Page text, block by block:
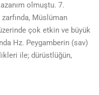
olmuştu. 7.
Müslüman
çok etkin ve büyük
Hz. Peygamberin (sav)
ile; dürüstlüğün,